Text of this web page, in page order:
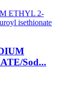
Sod...